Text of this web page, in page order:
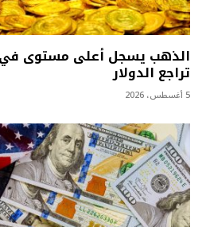
الذهب يسجل أعلى مستوى
تراجع الدولار
5 أغسطس، 2026